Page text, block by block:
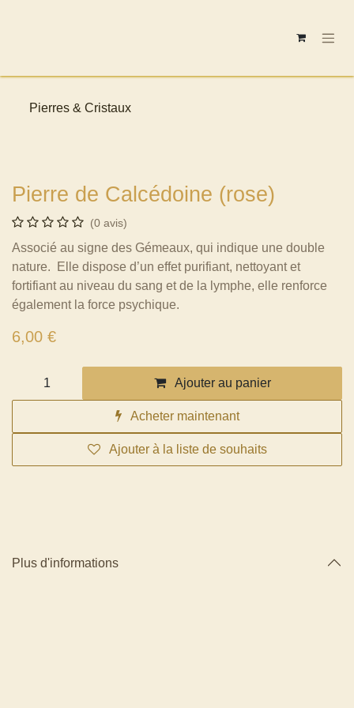
Pierres & Cristaux
Pierre de Calcédoine (rose)
(0 avis)
Associé au signe des Gémeaux, qui indique une double
nature. Elle dispose d’un effet purifiant, nettoyant et
fortifiant au niveau du sang et de la lymphe, elle renforce
également la force psychique.
6,00 €
Ajouter au panier
Acheter maintenant
Ajouter à la liste de souhaits
Plus d'informations